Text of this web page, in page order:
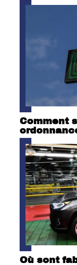
Comment
Où sont